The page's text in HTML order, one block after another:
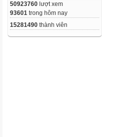
50923760 lượt xem
93601 trong hôm nay
15281490 thành viên